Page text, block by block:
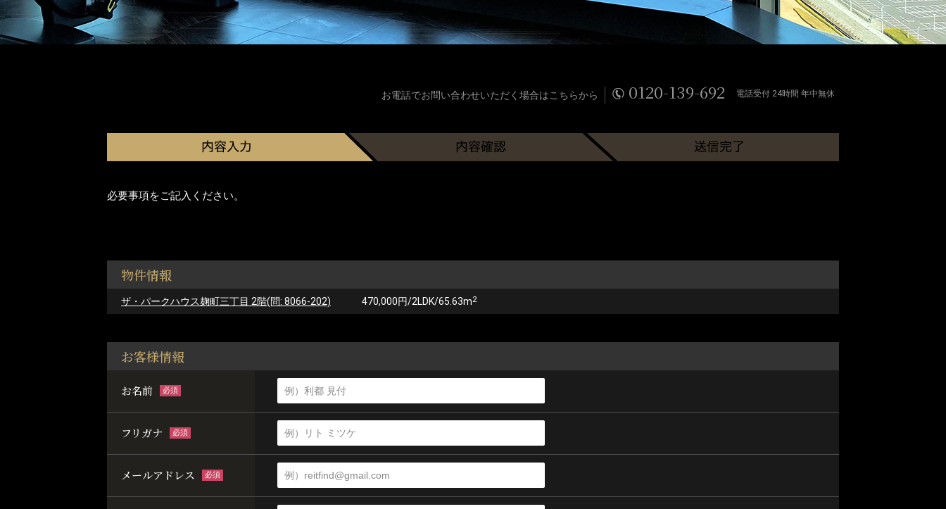
お電話でお問い合わせいただく場合はこちらから 0120-139-692 電話受付 24時間 年中無休
必要事項をご記入ください。
物件情報
ザ・パークハウス麹町三丁目 2階(問: 8066-202) 470,000円/2LDK/65.63m2
お客様情報
お名前 必須
フリガナ 必須
メールアドレス 必須